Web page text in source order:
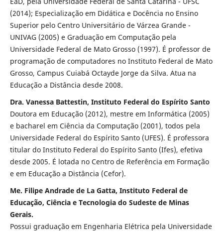
(2014); Especialização em Didática e Docência no Ensino
Superior pelo Centro Universitário de Várzea Grande -
UNIVAG (2005) e Graduação em Computação pela
Universidade Federal de Mato Grosso (1997). É professor de
programação de computadores no Instituto Federal de Mato
Grosso, Campus Cuiabá Octayde Jorge da Silva. Atua na
Educação a Distância desde 2008.
Dra. Vanessa Battestin, Instituto Federal do Espírito Santo
Doutora em Educação (2012), mestre em Informática (2005)
e bacharel em Ciência da Computação (2001), todos pela
Universidade Federal do Espírito Santo (UFES). É professora
titular do Instituto Federal do Espírito Santo (Ifes), efetiva
desde 2005. É lotada no Centro de Referência em Formação
e em Educação a Distância (Cefor).
Me. Filipe Andrade de La Gatta, Instituto Federal de
Educação, Ciência e Tecnologia do Sudeste de Minas
Gerais.
Possui graduação em Engenharia Elétrica pela Universidade